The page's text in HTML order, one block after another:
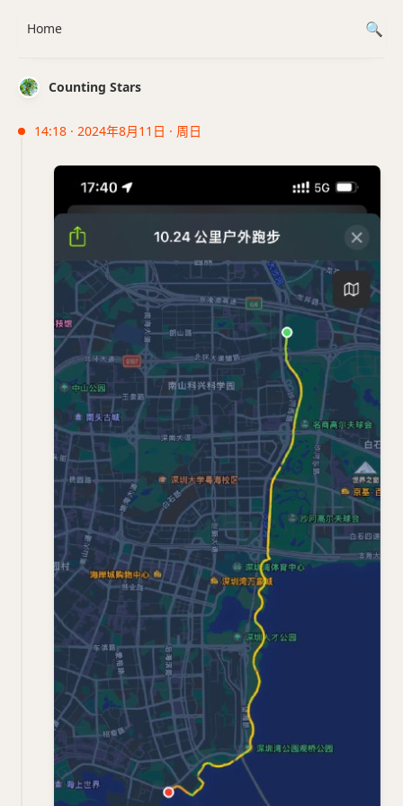
Counting Stars
14:18 · 2024年8月11日 · 周日
Home